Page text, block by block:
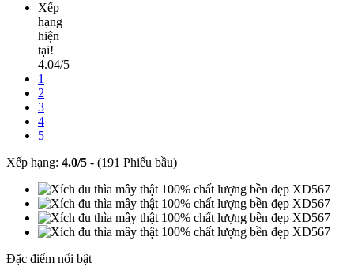
Xếp
hạng
hiện
tại!
4.04/5
1
2
3
4
5
Xếp hạng: 4.0/5 - (191 Phiếu bầu)
Đặc điểm nổi bật